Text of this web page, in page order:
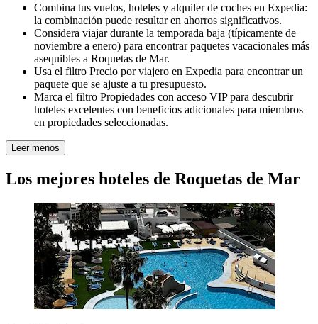
Combina tus vuelos, hoteles y alquiler de coches en Expedia:
la combinación puede resultar en ahorros significativos.
Considera viajar durante la temporada baja (típicamente de
noviembre a enero) para encontrar paquetes vacacionales más
asequibles a Roquetas de Mar.
Usa el filtro Precio por viajero en Expedia para encontrar un
paquete que se ajuste a tu presupuesto.
Marca el filtro Propiedades con acceso VIP para descubrir
hoteles excelentes con beneficios adicionales para miembros
en propiedades seleccionadas.
Leer menos
Los mejores hoteles de Roquetas de Mar